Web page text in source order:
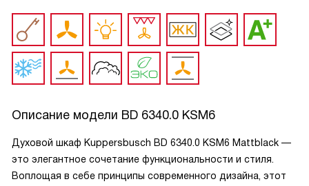
Описание модели BD 6340.0 KSM6
Духовой шкаф Kuppersbusch BD 6340.0 KSM6 Mattblack —
это элегантное сочетание функциональности и стиля.
Воплощая в себе принципы современного дизайна, этот